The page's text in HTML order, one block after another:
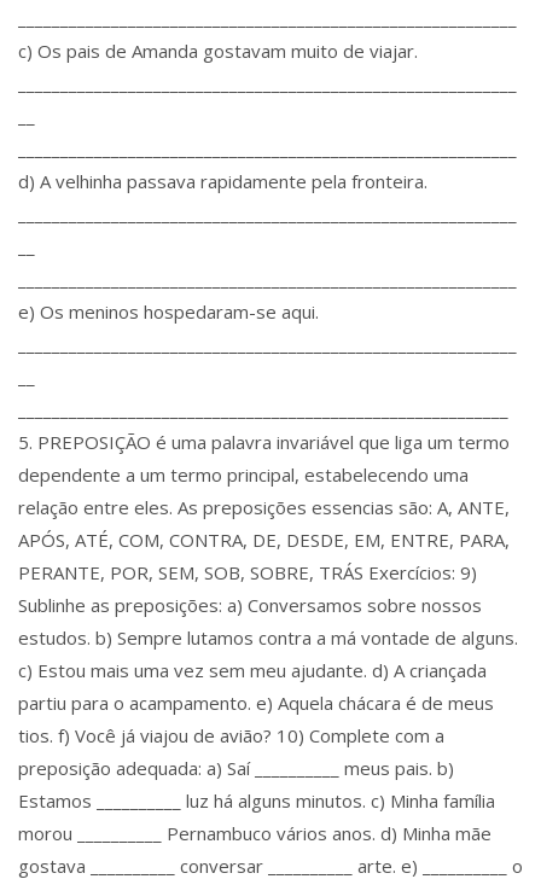
c) Os pais de Amanda gostavam muito de viajar.
d) A velhinha passava rapidamente pela fronteira.
e) Os meninos hospedaram-se aqui.
5. PREPOSIÇÃO é uma palavra invariável que liga um termo
dependente a um termo principal, estabelecendo uma
relação entre eles. As preposições essencias são: A, ANTE,
APÓS, ATÉ, COM, CONTRA, DE, DESDE, EM, ENTRE, PARA,
PERANTE, POR, SEM, SOB, SOBRE, TRÁS Exercícios: 9)
Sublinhe as preposições: a) Conversamos sobre nossos
estudos. b) Sempre lutamos contra a má vontade de alguns.
c) Estou mais uma vez sem meu ajudante. d) A criançada
partiu para o acampamento. e) Aquela chácara é de meus
tios. f) Você já viajou de avião? 10) Complete com a
preposição adequada: a) Saí __________ meus pais. b)
Estamos __________ luz há alguns minutos. c) Minha família
morou __________ Pernambuco vários anos. d) Minha mãe
gostava __________ conversar __________ arte. e) __________ o